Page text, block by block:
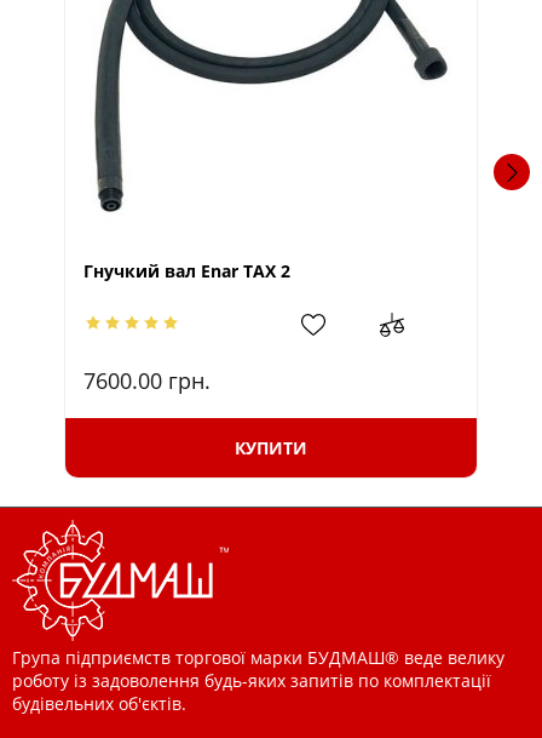
Гнучкий вал Enar TAX 2
7600.00 грн.
КУПИТИ
Група підприємств торгової марки БУДМАШ® веде велику
роботу із задоволення будь-яких запитів по комплектації
будівельних об'єктів.